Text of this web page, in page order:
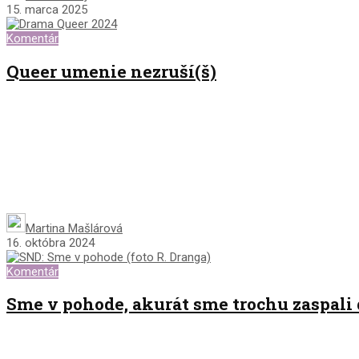
15. marca 2025
Komentár
Queer umenie nezruší(š)
Martina Mašlárová
16. októbra 2024
Komentár
Sme v pohode, akurát sme trochu zaspali